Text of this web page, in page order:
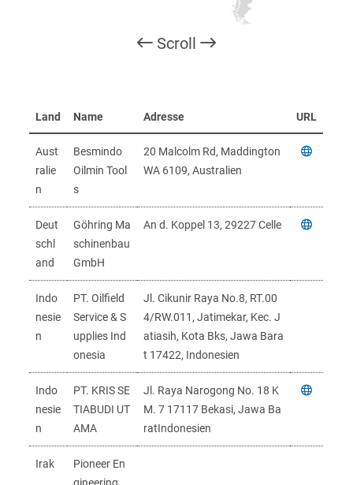
Scroll
Land Name Adresse URL
Aust
ralie
n
Besmindo
Oilmin Tool
s
20 Malcolm Rd, Maddington
WA 6109, Australien
Deut
schl
and
Göhring Ma
schinenbau
GmbH
An d. Koppel 13, 29227 Celle
Indo
nesie
n
PT. Oilfield
Service & S
upplies Ind
onesia
Jl. Cikunir Raya No.8, RT.00
4/RW.011, Jatimekar, Kec. J
atiasih, Kota Bks, Jawa Bara
t 17422, Indonesien
Indo
nesie
n
PT. KRIS SE
TIABUDI UT
AMA
Jl. Raya Narogong No. 18 K
M. 7 17117 Bekasi, Jawa Ba
ratIndonesien
Irak
Pioneer En